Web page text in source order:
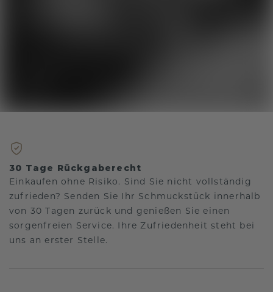
30 Tage Rückgaberecht
Einkaufen ohne Risiko. Sind Sie nicht vollständig
zufrieden? Senden Sie Ihr Schmuckstück innerhalb
von 30 Tagen zurück und genießen Sie einen
sorgenfreien Service. Ihre Zufriedenheit steht bei
uns an erster Stelle.